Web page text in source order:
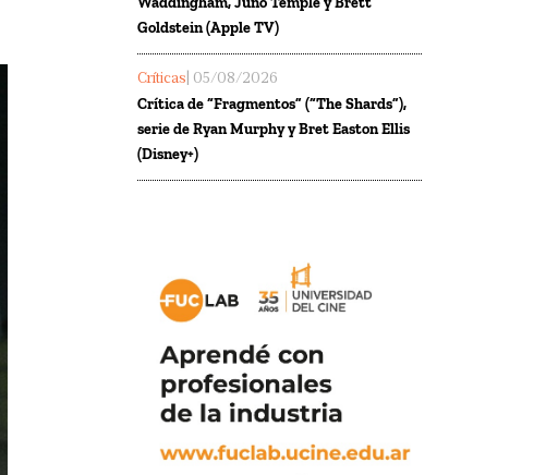
Goldstein (Apple TV)
Críticas | 05/08/2026
Crítica de “Fragmentos” (“The Shards”),
serie de Ryan Murphy y Bret Easton Ellis
(Disney+)